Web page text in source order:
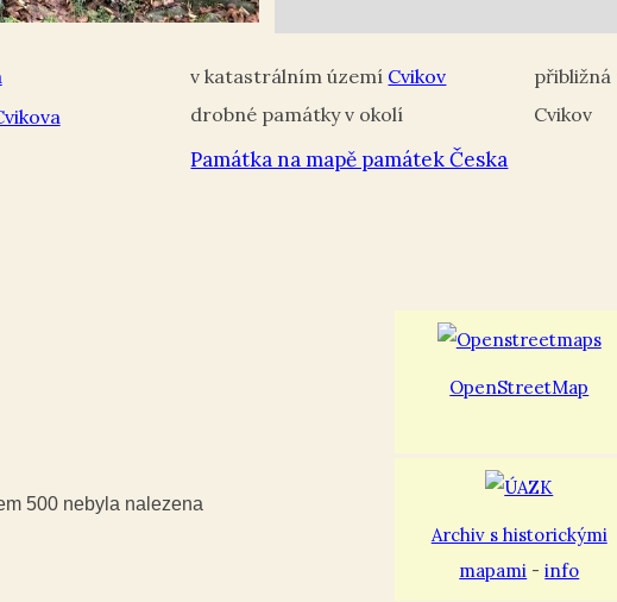
Cvikov
Památka na mapě památek Česka
Cvikov
500 nebyla nalezena
OpenStreetMap
Archiv s historickými
mapami -info